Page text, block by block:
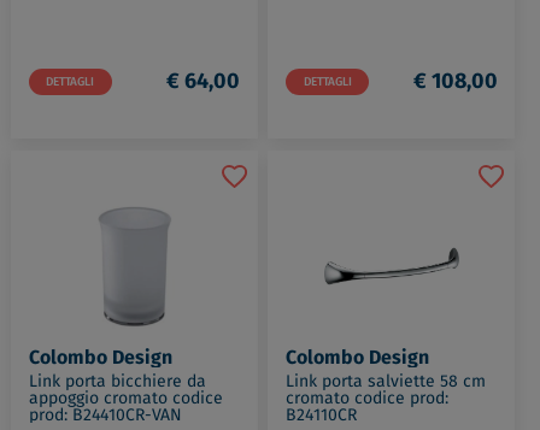
DETTAGLI € 64,00 DETTAGLI € 108,00
Colombo Design
Link porta bicchiere da
appoggio cromato codice
prod: B24410CR-VAN
Colombo Design
Link porta salviette 58 cm
cromato codice prod:
B24110CR